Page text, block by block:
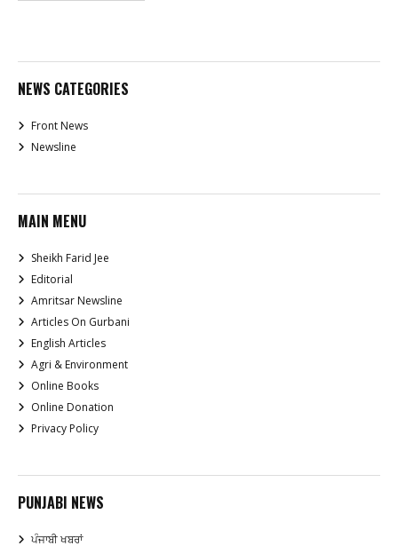
NEWS CATEGORIES
Front News
Newsline
MAIN MENU
Sheikh Farid Jee
Editorial
Amritsar Newsline
Articles On Gurbani
English Articles
Agri & Environment
Online Books
Online Donation
Privacy Policy
PUNJABI NEWS
ਪੰਜਾਬੀ ਖਬਰਾਂ